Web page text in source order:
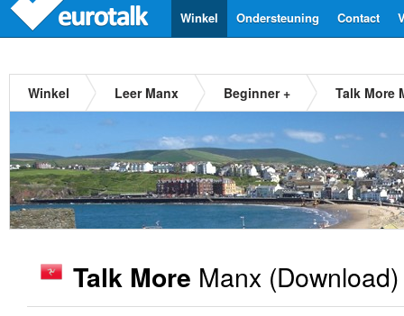
Contact
Ondersteuning
Winkel
Winkel Leer Manx Beginner + Talk More
Talk More Manx